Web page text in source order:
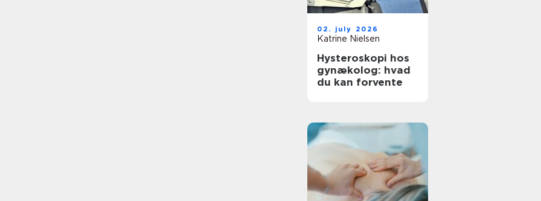
02. july 2026
Katrine Nielsen
Hysteroskopi hos
gynækolog: hvad
du kan forvente